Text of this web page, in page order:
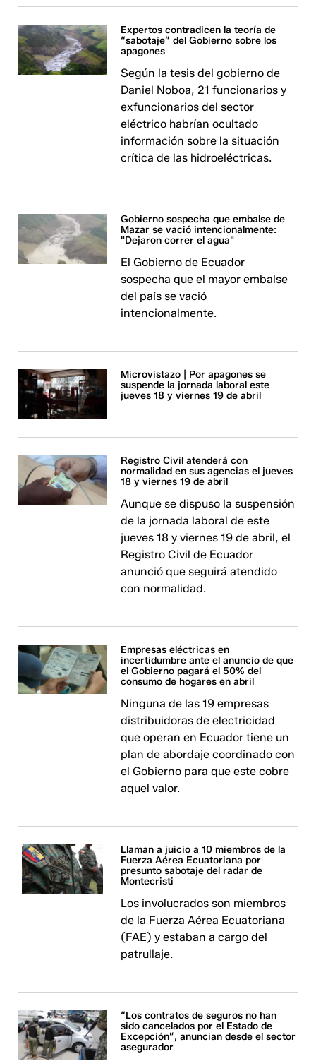
Expertos contradicen la teoría de
“sabotaje” del Gobierno sobre los
apagones
Según la tesis del gobierno de
Daniel Noboa, 21 funcionarios y
exfuncionarios del sector
eléctrico habrían ocultado
información sobre la situación
crítica de las hidroeléctricas.
Gobierno sospecha que embalse de
Mazar se vació intencionalmente:
"Dejaron correr el agua"
El Gobierno de Ecuador
sospecha que el mayor embalse
del país se vació
intencionalmente.
Microvistazo | Por apagones se
suspende la jornada laboral este
jueves 18 y viernes 19 de abril
Registro Civil atenderá con
normalidad en sus agencias el jueves
18 y viernes 19 de abril
Aunque se dispuso la suspensión
de la jornada laboral de este
jueves 18 y viernes 19 de abril, el
Registro Civil de Ecuador
anunció que seguirá atendido
con normalidad.
Empresas eléctricas en
incertidumbre ante el anuncio de que
el Gobierno pagará el 50% del
consumo de hogares en abril
Ninguna de las 19 empresas
distribuidoras de electricidad
que operan en Ecuador tiene un
plan de abordaje coordinado con
el Gobierno para que este cobre
aquel valor.
Llaman a juicio a 10 miembros de la
Fuerza Aérea Ecuatoriana por
presunto sabotaje del radar de
Montecristi
Los involucrados son miembros
de la Fuerza Aérea Ecuatoriana
(FAE) y estaban a cargo del
patrullaje.
“Los contratos de seguros no han
sido cancelados por el Estado de
Excepción”, anuncian desde el sector
asegurador